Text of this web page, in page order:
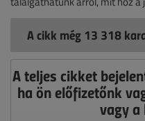
A cikk még 13 318
A teljes cikket
ha ön előfizetőnk
vagy a